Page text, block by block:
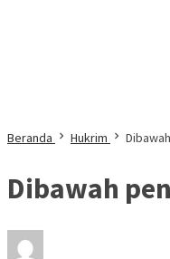
Beranda Hukrim
Dibawah